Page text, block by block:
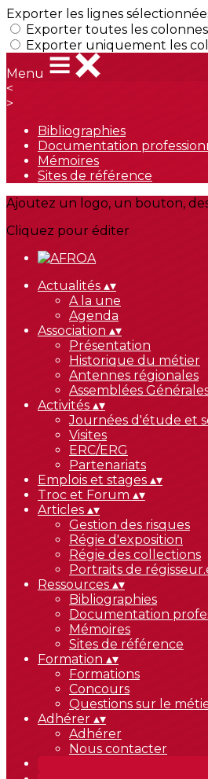
Exporter les lignes
Exporter toutes les colonnes
Exporter uniquement les
Menu
<
>
Bibliographies
Documentation
Mémoires
Sites de référence
Ajoutez un logo, un bouton,
Cliquez pour éditer
Actualités ▴▾
A la une
Agenda
Association ▴▾
Présentation
Historique du métier
Antennes régionales
Assemblées
Activités ▴▾
Journées d'étude et
Visites
ERC/ERG
Partenariats
Emplois et stages ▴▾
Troc et Forum ▴▾
Articles ▴▾
Gestion des risques
Régie d'exposition
Régie des collections
Portraits de
Ressources ▴▾
Bibliographies
Documentation
Mémoires
Sites de référence
Formation ▴▾
Formations
Concours
Questions sur le
Adhérer ▴▾
Adhérer
Nous contacter